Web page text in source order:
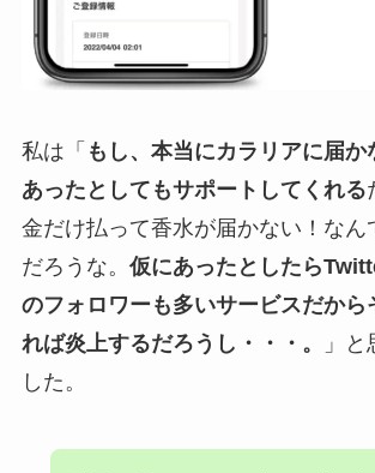
私は「 もし、本当にカラリアに届か
あったとしてもサポートしてくれる
金だけ払って香水が届かない！なん
だろうな。 仮にあったとしたら
のフォロワーも多いサービスだから
れば炎上するだろうし・・・。
」
した。